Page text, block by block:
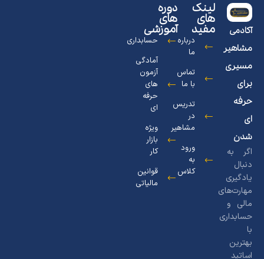
آکادمی
مشاهیر
مسیری
برای
حرفه
ای
شدن
اگر به
دنبال
یادگیری
مهارت‌های
مالی و
حسابداری
با
بهترین
اساتید
لینک
های
مفید
درباره
ما
تماس
با ما
تدریس
در
مشاهیر
ورود
به
کلاس
دوره
های
آموزشی
حسابداری
آمادگی
آزمون
های
حرفه
ای
ویژه
بازار
کار
قوانین
مالیاتی